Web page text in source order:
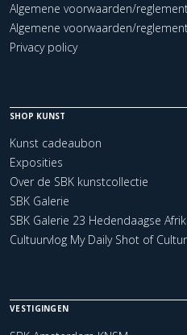
Algemene voorwaarden/
Algemene voorwaarden/
Privacy policy
SHOP KUNST
Kunst cadeaubon
Exposities
Over de SBK kunstcollectie
SBK Galerie
SBK Galerie 23 Hedendaagse
Cultuurvlog My Daily Shot of
VESTIGINGEN